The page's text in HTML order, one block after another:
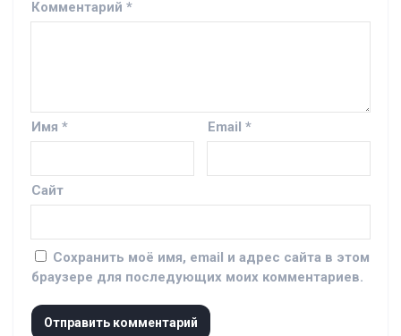
Комментарий *
Имя * Email *
Сайт
Сохранить моё имя, email и адрес сайта в этом
браузере для последующих моих комментариев.